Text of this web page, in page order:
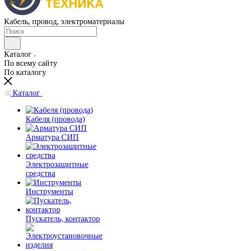
Кабель, провод, электроматериалы
Каталог
По всему сайту
По каталогу
Каталог
Кабеля (провода)
Арматура СИП
Электрозащитные
средства
Инструменты
Пускатель, контактор